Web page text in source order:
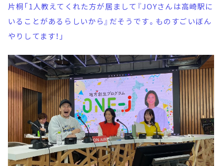
片桐「1人教えてくれた方が居まして『JOYさんは高崎駅に
いることがあるらしいから』だそうです。ものすごいぼん
やりしてます！」